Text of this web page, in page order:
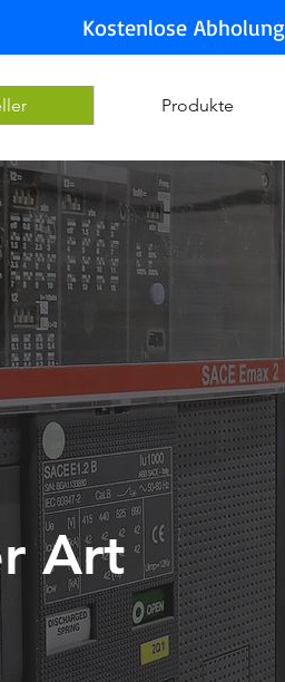
Kostenlose Abholung
Produkte
Art